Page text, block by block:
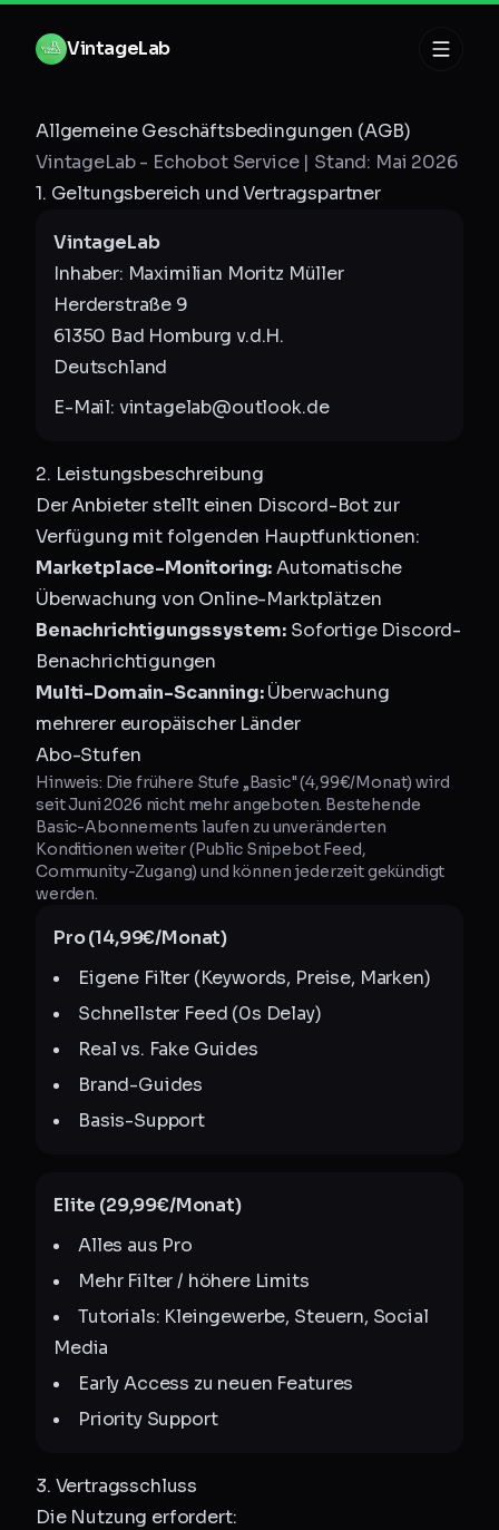
Zum Inhalt springen
VintageLab
Allgemeine Geschäftsbedingungen (AGB)
VintageLab - Echobot Service | Stand: Mai 2026
1. Geltungsbereich und Vertragspartner
VintageLab
Inhaber: Maximilian Moritz Müller
Herderstraße 9
61350 Bad Homburg v.d.H.
Deutschland
E-Mail: vintagelab@outlook.de
2. Leistungsbeschreibung
Der Anbieter stellt einen Discord-Bot zur
Verfügung mit folgenden Hauptfunktionen:
Marketplace-Monitoring:Automatische
Überwachung von Online-Marktplätzen
Benachrichtigungssystem: Sofortige Discord-
Benachrichtigungen
Multi-Domain-Scanning:Überwachung
mehrerer europäischer Länder
Abo-Stufen
Hinweis: Die frühere Stufe „Basic" (4,99€/Monat) wird
seit Juni 2026 nicht mehr angeboten. Bestehende
Basic-Abonnements laufen zu unveränderten
Konditionen weiter (Public Snipebot Feed,
Community-Zugang) und können jederzeit gekündigt
werden.
Pro (14,99€/Monat)
Eigene Filter (Keywords, Preise, Marken)
Schnellster Feed (0s Delay)
Real vs. Fake Guides
Brand-Guides
Basis-Support
Elite (29,99€/Monat)
Alles aus Pro
Mehr Filter / höhere Limits
Tutorials: Kleingewerbe, Steuern, Social
Media
Early Access zu neuen Features
Priority Support
3. Vertragsschluss
Die Nutzung erfordert: